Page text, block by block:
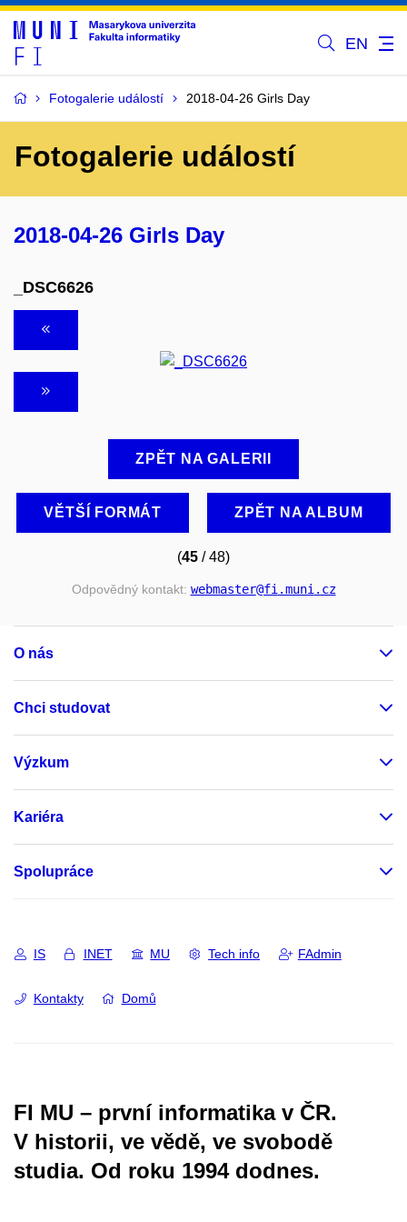
EN
Fotogalerie událostí 2018-04-26 Girls Day
Fotogalerie událostí
2018-04-26 Girls Day
_DSC6626
ZPĚT NA GALERII
VĚTŠÍ FORMÁT ZPĚT NA ALBUM
(45 / 48)
Odpovědný kontakt: webmaster@fi.muni.cz
O nás
Chci studovat
Výzkum
Kariéra
Spolupráce
IS INET MU Tech info FAdmin
Kontakty Domů
FI MU – první informatika v ČR.
V historii, ve vědě, ve svobodě
studia. Od roku 1994 dodnes.